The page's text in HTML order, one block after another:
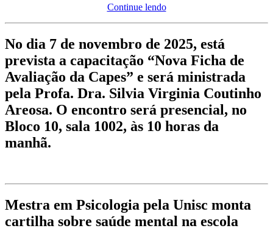
Continue lendo
No dia 7 de novembro de 2025, está
prevista a capacitação “Nova Ficha de
Avaliação da Capes” e será ministrada
pela Profa. Dra. Silvia Virginia Coutinho
Areosa. O encontro será presencial, no
Bloco 10, sala 1002, às 10 horas da
manhã.
Mestra em Psicologia pela Unisc monta
cartilha sobre saúde mental na escola